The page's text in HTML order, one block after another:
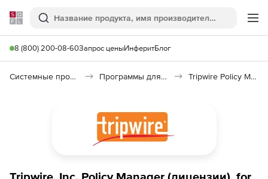
Softline
Поиск
8 (800) 200-08-60Запрос ценыИнферитБлог
Системные программы Программы для настройки системы Tripwire Policy Manager